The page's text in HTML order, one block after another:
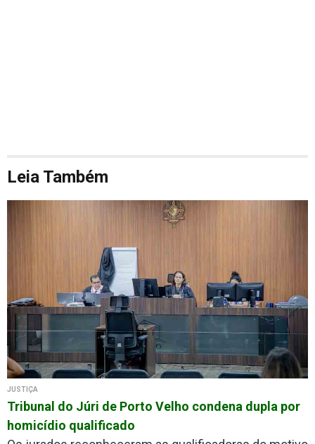
Leia Também
JUSTIÇA
Tribunal do Júri de Porto Velho condena dupla por
homicídio qualificado